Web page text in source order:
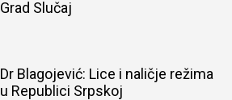
Grad Slučaj
Dr Blagojević: Lice i naličje režima
u Republici Srpskoj